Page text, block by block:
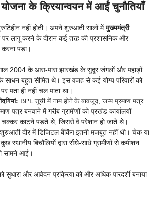
के क्रियान्वयन में आईं चुनौतियाँ
नहीं होती। अपने शुरुआती सालों मेंमुख्यमंत्री
पर लागू करने के दौरान कई तरह की प्रशासनिक और
करना पड़ा।
2004 के आस-पास झारखंड के सुदूर जंगलों और पहाड़ों
साधन बहुत सीमित थे। इस वजह से कई योग्य परिवारों को
पता ही नहीं चल पाता था।
BPL सूची में नाम होने के बावजूद, जन्म प्रमाण पत्र
पत्र बनवाने में गरीब ग्रामीणों को प्रखंड कार्यालयों
काटने पड़ते थे, जिससे वे परेशान हो जाते थे।
शुरुआती दौर में डिजिटल बैंकिंग इतनी मजबूत नहीं थी। चेक या
बिचौलियों द्वारा सीधे-साधे ग्रामीणों से कमीशन
सामने आईं।
सुधारा और आवेदन प्रक्रिया को और अधिक पारदर्शी बनाया